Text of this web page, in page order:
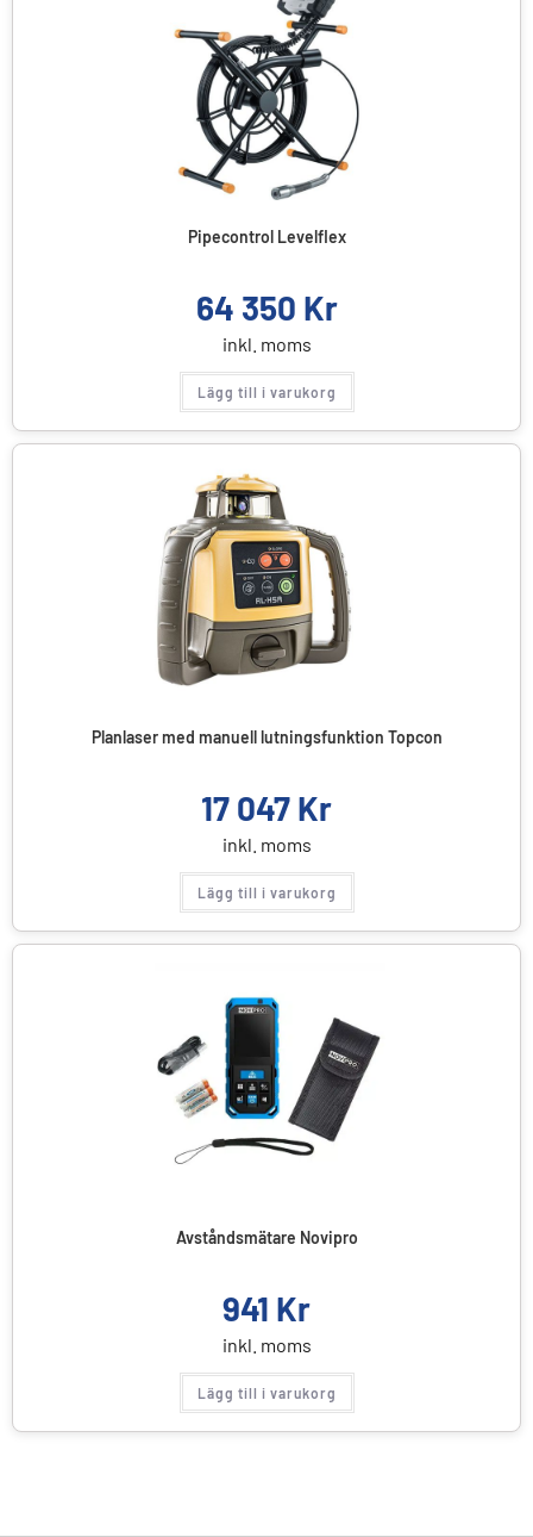
Pipecontrol Levelflex
64 350 Kr
inkl. moms
Lägg till i varukorg
Planlaser med manuell lutningsfunktion Topcon
17 047 Kr
inkl. moms
Lägg till i varukorg
Avståndsmätare Novipro
941 Kr
inkl. moms
Lägg till i varukorg